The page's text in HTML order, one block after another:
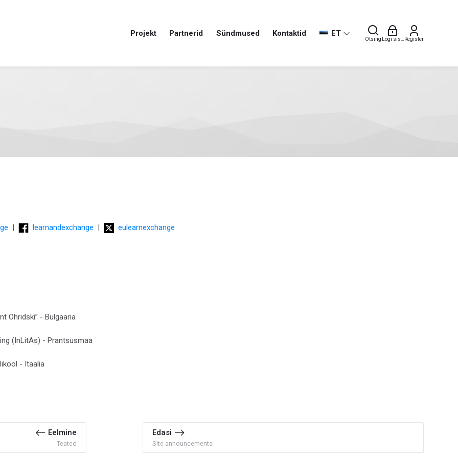
Projekt Partnerid Sündmused Kontaktid ET
Otsing Logi sisseRegister
| learnandexchange | eulearnexchange
Ohridski” - Bulgaaria
(InLitAs) - Prantsusmaa
- Itaalia
Eelmine
Teated
Edasi
Site announcements